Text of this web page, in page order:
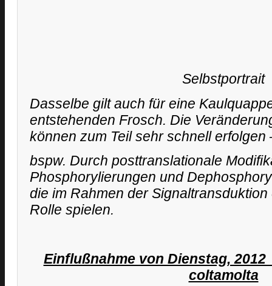
Selbstportrait
Dasselbe gilt auch für eine
entstehenden Frosch. Die
können zum Teil sehr schnell erfolgen
bspw. Durch posttranslationale
Phosphorylierungen und
die im Rahmen der
Rolle spielen.
Einflußnahme von Dienstag,
coltamolta